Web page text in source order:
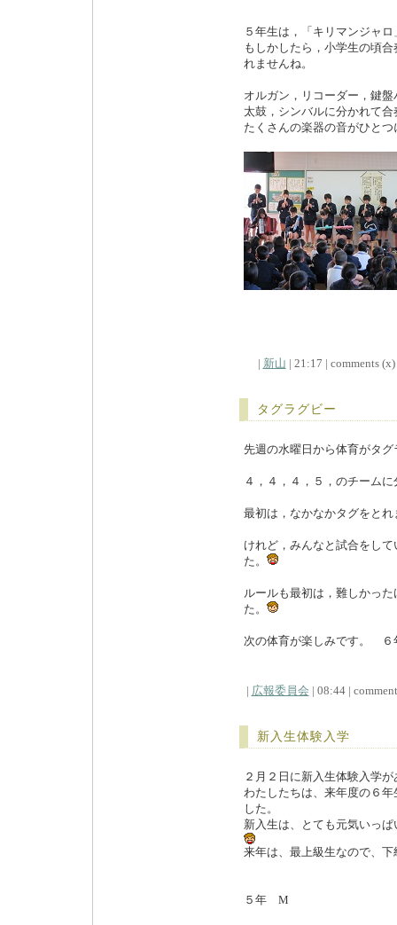
５年生は，「キリマンジャ
もしかしたら，小学生の頃
れませんね。
オルガン，リコーダー，鍵
太鼓，シンバルに分かれて合
たくさんの楽器の音がひと
| 新山 | 21:17 | comments
タグラグビー
先週の水曜日から体育がタ
４，４，４，５，のチーム
最初は，なかなかタグをと
けれど，みんなと試合をし
た。
ルールも最初は，難しかっ
た。
次の体育が楽しみです。
| 広報委員会 | 08:44 |
新入生体験入学
２月２日に新入生体験入学
わたしたちは、来年度の６
した。
新入生は、とても元気いっ
来年は、最上級生なので
５年 M